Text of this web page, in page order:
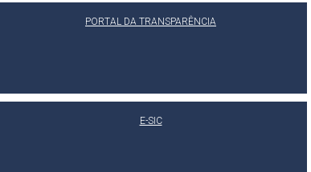
PORTAL DA TRANSPARÊNCIA
E-SIC